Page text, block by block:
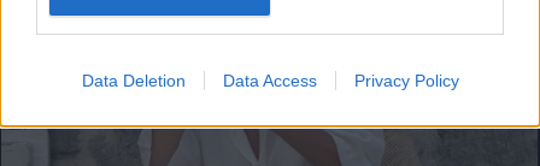
Data Deletion Data Access Privacy Policy